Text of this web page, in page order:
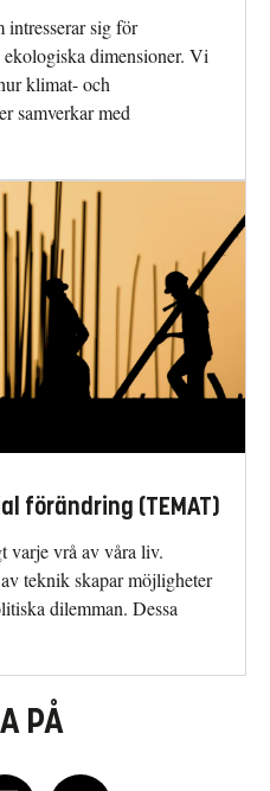
intresserar sig för
dimensioner. Vi
klimat- och
samverkar med
förändring (TEMAT)
varje vrå av våra liv.
teknik skapar möjligheter
dilemman. Dessa
PÅ